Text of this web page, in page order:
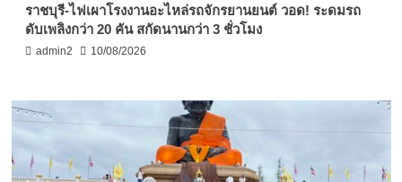
ราชบุรี-ไฟเผาโรงงานอะไหล่รถจักรยานยนต์ วอด! ระดมรถ
ดับเพลิงกว่า 20 คัน สกัดนานกว่า 3 ชั่วโมง
admin2 10/08/2026